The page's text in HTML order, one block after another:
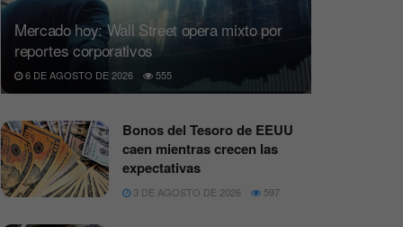
Mercado hoy: Wall Street opera mixto por
reportes corporativos
6 DE AGOSTO DE 2026 555
Bonos del Tesoro de EEUU
caen mientras crecen las
expectativas
3 DE AGOSTO DE 2026 597